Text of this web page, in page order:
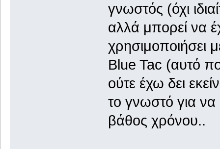
γνωστός (όχι
αλλά μπορεί να
χρησιμοποιήσει
Blue Tac (αυτό
ούτε έχω δει
το γνωστό για
βάθος χρόνου..